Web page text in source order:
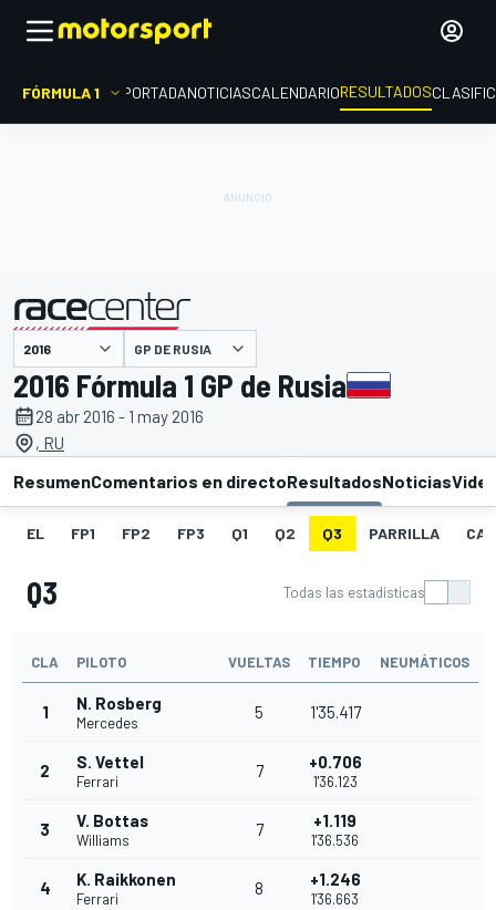
FÓRMULA 1 PORTADANOTICIASCALENDARIORESULTADOS
presentado por GP DE RUSIA
2016 Fórmula 1 GP de Rusia
28 abr 2016 - 1 may 2016
, RU
ResumenComentarios en directoResultadosNoticias
EL FP1 FP2 FP3 Q1 Q2 Q3 PARRILLA
Q3 Todas las estadísticas
CLA PILOTO VUELTAS TIEMPO NEUMÁTICOS
1 N. Rosberg
Mercedes
5 1'35.417
2 S. Vettel
Ferrari
7 +0.706
1'36.123
3 V. Bottas
Williams
7 +1.119
1'36.536
4 K. Raikkonen
Ferrari
8 +1.246
1'36.663